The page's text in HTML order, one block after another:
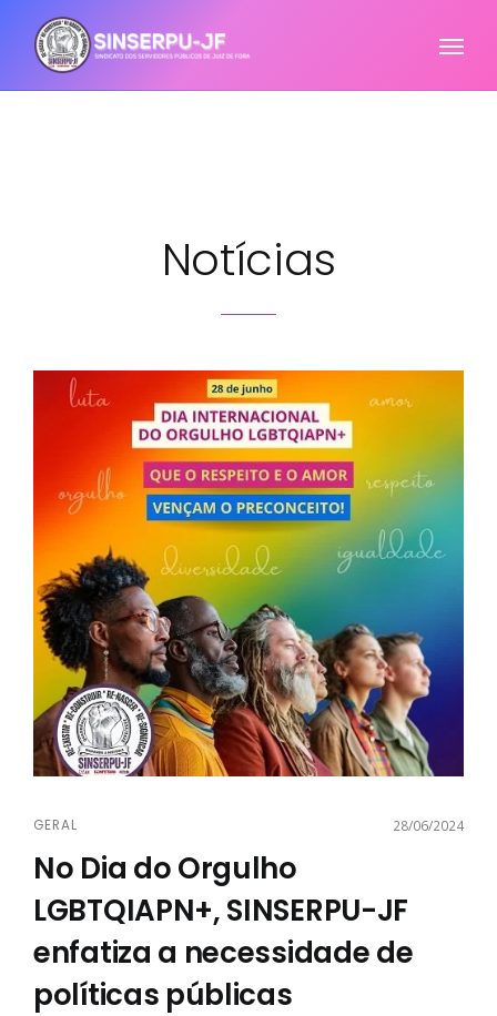
Notícias
GERAL 28/06/2024
No Dia do Orgulho
LGBTQIAPN+, SINSERPU-JF
enfatiza a necessidade de
políticas públicas